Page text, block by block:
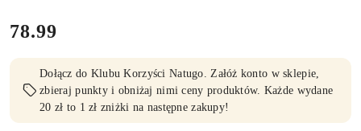
cena:
78.99
Dołącz do Klubu Korzyści Natugo. Załóż konto w sklepie,
zbieraj punkty i obniżaj nimi ceny produktów. Każde wydane
20 zł to 1 zł zniżki na następne zakupy!